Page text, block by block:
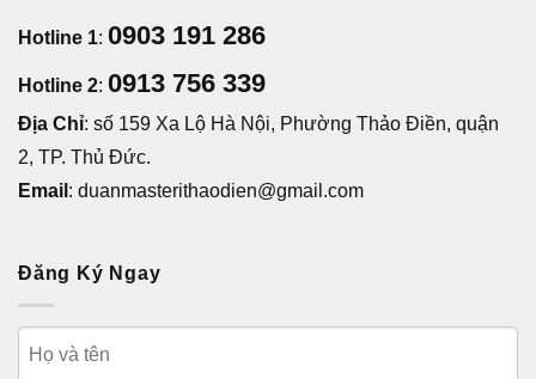
Hotline 1: 0903 191 286
Hotline 2: 0913 756 339
Địa Chỉ: số 159 Xa Lộ Hà Nội, Phường Thảo Điền, quận
2, TP. Thủ Đức.
Email : duanmasterithaodien@gmail.com
Đăng Ký Ngay